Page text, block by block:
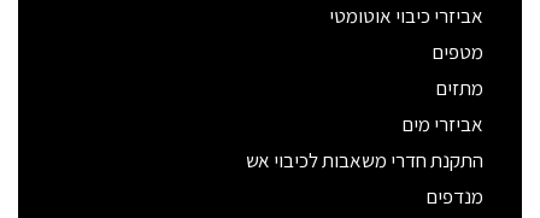
אביזרי כיבוי אוטומטי
מטפים
מתזים
אביזרי מים
התקנת חדרי משאבות לכיבוי אש
מנדפים